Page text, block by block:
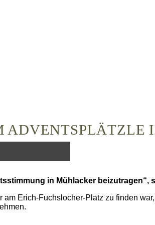
ADVENTSPLÄTZLE
in Mühlacker beizutragen“,
am Erich-Fuchslocher-Platz zu finden